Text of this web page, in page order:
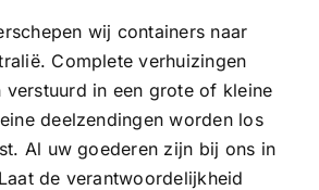
wij containers naar
Complete verhuizingen
in een grote of kleine
deelzendingen worden los
Al uw goederen zijn bij ons in
de verantwoordelijkheid